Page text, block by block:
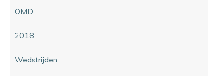
OMD
2018
Wedstrijden